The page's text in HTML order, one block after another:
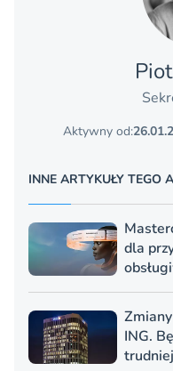
Aktywny od:
INNE ARTYKUŁY TEGO
dla
ING.